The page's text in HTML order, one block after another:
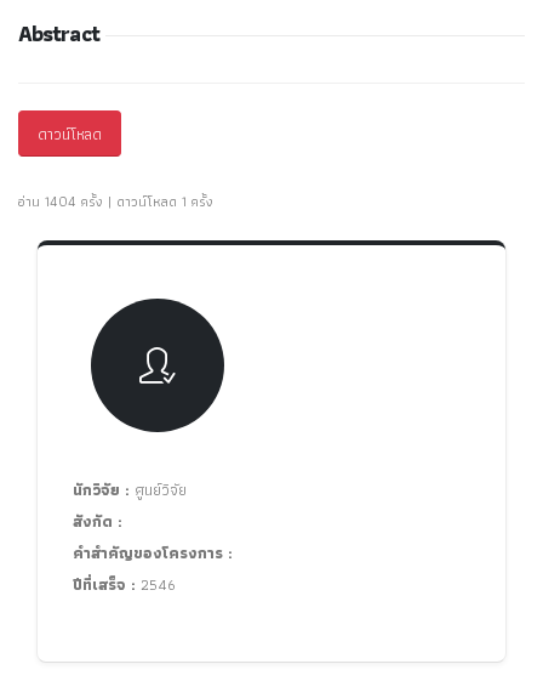
Abstract
ดาวน์โหลด
อ่าน 1404 ครั้ง | ดาวน์โหลด 1 ครั้ง
นักวิจัย : ศูนย์วิจัย
สังกัด :
คำสำคัญของโครงการ :
ปีที่เสร็จ : 2546